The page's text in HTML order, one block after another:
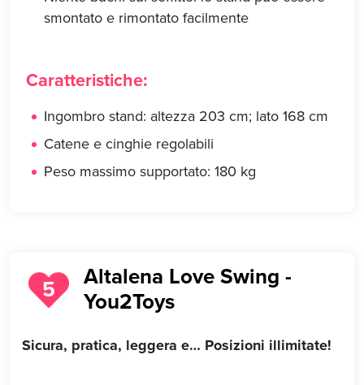
smontato e rimontato facilmente
Caratteristiche:
Ingombro stand: altezza 203 cm; lato 168 cm
Catene e cinghie regolabili
Peso massimo supportato: 180 kg
5
Altalena Love Swing -
You2Toys
Sicura, pratica, leggera e… Posizioni illimitate!